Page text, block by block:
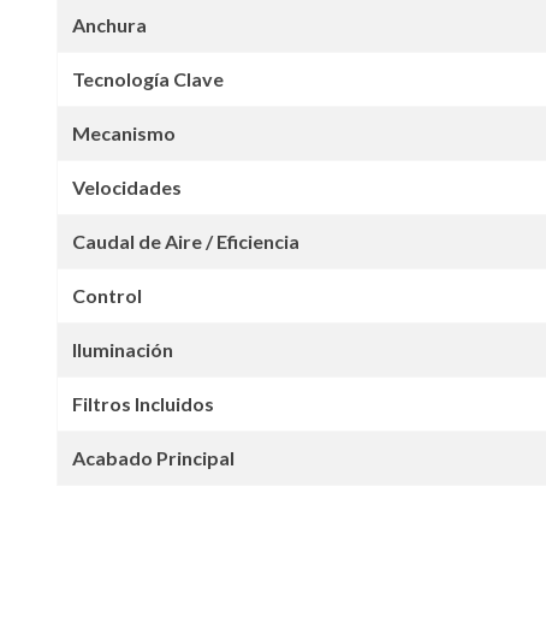
Anchura
Tecnología Clave
Mecanismo
Velocidades
Caudal de Aire / Eficiencia
Control
Iluminación
Filtros Incluidos
Acabado Principal